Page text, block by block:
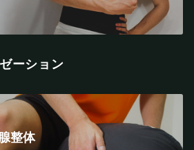
ーション
整体